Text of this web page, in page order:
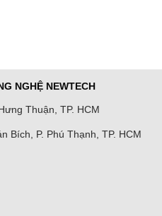
NGHỆ NEWTECH
Thuận, TP. HCM
Bích, P. Phú Thạnh, TP. HCM